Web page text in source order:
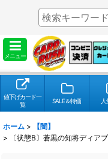
メニュー
値下げカード一
覧
SALE＆特価
ホーム >
【闇】
>
〔状態B〕蒼黒の知将ディア